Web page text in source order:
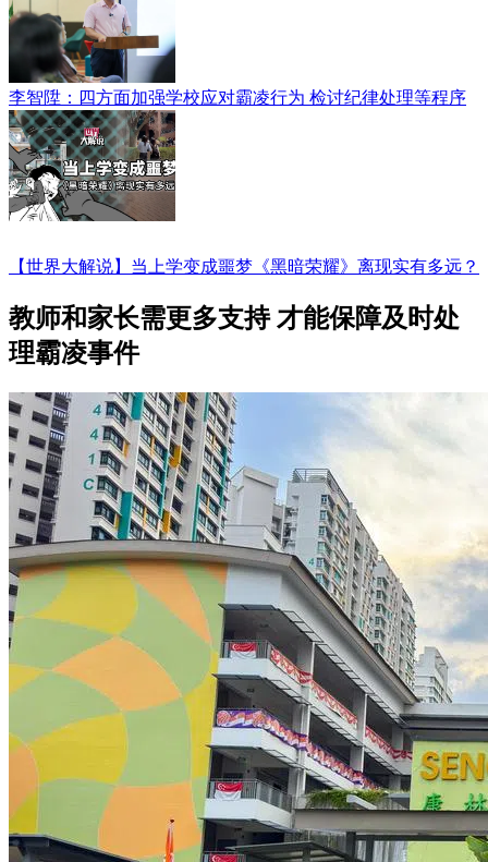
李智陞：四方面加强学校应对霸凌行为 检讨纪律处理等程序
【世界大解说】当上学变成噩梦《黑暗荣耀》离现实有多远？
教师和家长需更多支持 才能保障及时处
理霸凌事件